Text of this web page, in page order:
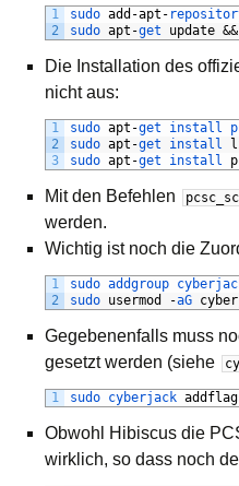
1
2
sudo add -apt -
sudo apt -get update &&
Die Installation des
nicht aus:
1
2
3
sudo apt -get install
sudo apt -get install
sudo apt -get install
Mit den Befehlen
werden.
Wichtig ist noch die
1
2
sudo addgroup
sudo usermod -aG
Gegebenenfalls muss
gesetzt werden (siehe
1 sudo cyberjack
Obwohl Hibiscus die
wirklich, so dass noch